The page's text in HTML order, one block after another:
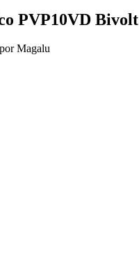
PVP10VD Bivolt
Magalu